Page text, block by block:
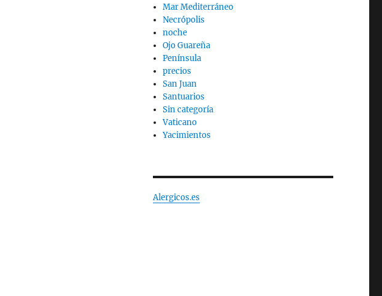
Mar Mediterráneo
Necrópolis
noche
Ojo Guareña
Península
precios
San Juan
Santuarios
Sin categoría
Vaticano
Yacimientos
Alergicos.es